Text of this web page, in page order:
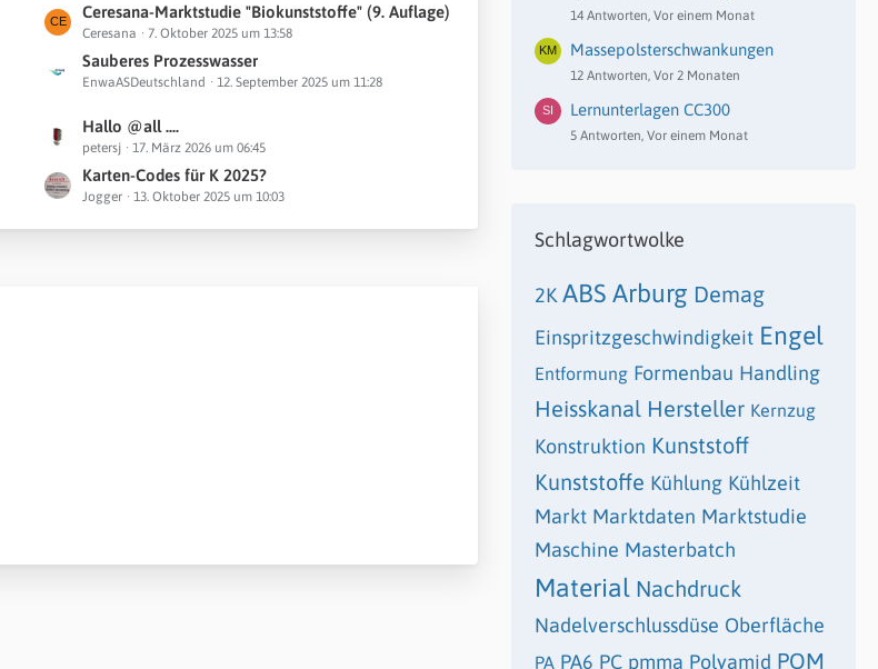
r
g
e
e
g
L
e
e
e
t
Ceresana-Marktstudie "Biokunststoffe" (9. Auflage)
Ceresana 7. Oktober 2025 um 13:58
Sauberes Prozesswasser
EnwaASDeutschland 12. September 2025 um 11:28
t
z
Hallo @all ....
petersj 17. März 2026 um 06:45
Karten-Codes für K 2025?
Jogger 13. Oktober 2025 um 10:03
14 Antworten, Vor einem Monat
Massepolsterschwankungen
12 Antworten, Vor 2 Monaten
Lernunterlagen CC300
5 Antworten, Vor einem Monat
Schlagwortwolke
2K ABS Arburg Demag
Einspritzgeschwindigkeit Engel
Entformung Formenbau Handling
Heisskanal Hersteller Kernzug
Konstruktion Kunststoff
Kunststoffe Kühlung Kühlzeit
Markt Marktdaten Marktstudie
Maschine Masterbatch
Material Nachdruck
Nadelverschlussdüse Oberfläche
PA PA6 PC pmma Polyamid POM